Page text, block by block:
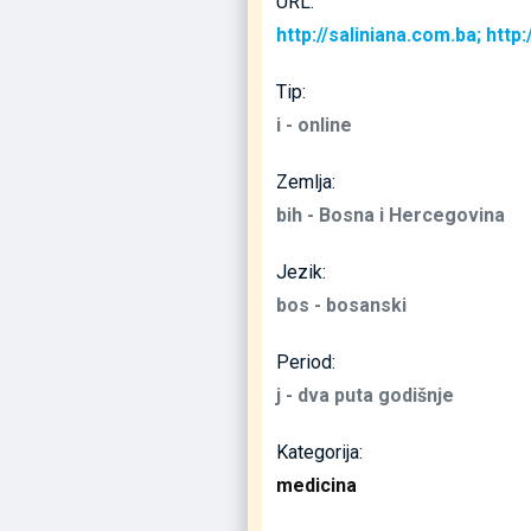
Tip:
i - online
Zemlja:
bih - Bosna i Hercegovina
Jezik:
bos - bosanski
Period:
j - dva puta godišnje
Kategorija:
medicina